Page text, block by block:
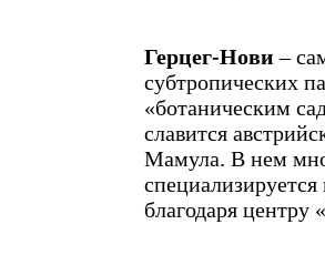
Герцег-Нови –
субтропических
«ботаническим
славится
Мамула. В нем
благодаря центру